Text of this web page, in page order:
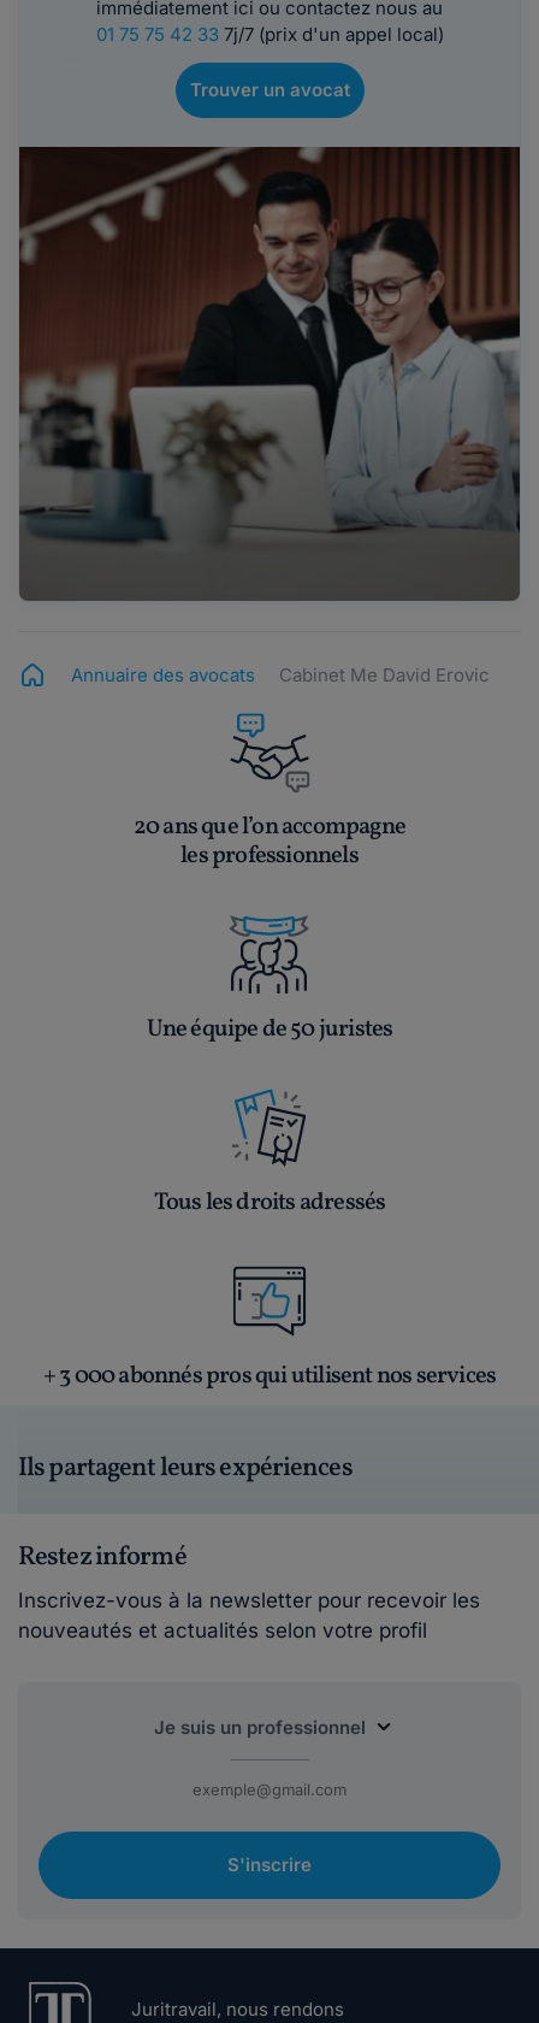
immédiatement ici ou contactez nous au
01 75 75 42 337j/7 (prix d'un appel local)
Trouver un avocat
Annuaire des avocats Cabinet Me David Erovic
20 ans que l’on accompagne
les professionnels
Une équipe de 50 juristes
Tous les droits adressés
+ 3 000 abonnés pros qui utilisent nos services
Ils partagent leurs expériences
Restez informé
Inscrivez-vous à la newsletter pour recevoir les
nouveautés et actualités selon votre profil
S'inscrire
Juritravail, nous rendons